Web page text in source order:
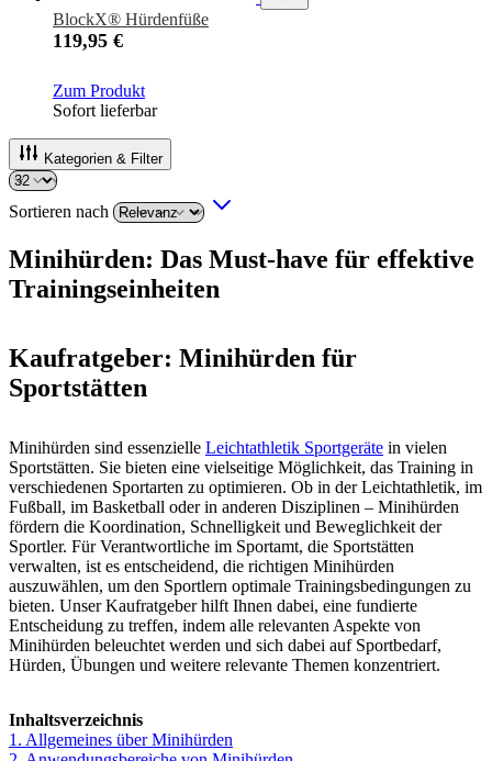
BlockX® Hürdenfüße
119,95 €
Zum Produkt
Sofort lieferbar
Kategorien & Filter
Sortieren nach
Minihürden: Das Must-have für effektive
Trainingseinheiten
Kaufratgeber: Minihürden für
Sportstätten
Minihürden sind essenzielle Leichtathletik Sportgeräte in vielen
Sportstätten. Sie bieten eine vielseitige Möglichkeit, das Training in
verschiedenen Sportarten zu optimieren. Ob in der Leichtathletik, im
Fußball, im Basketball oder in anderen Disziplinen – Minihürden
fördern die Koordination, Schnelligkeit und Beweglichkeit der
Sportler. Für Verantwortliche im Sportamt, die Sportstätten
verwalten, ist es entscheidend, die richtigen Minihürden
auszuwählen, um den Sportlern optimale Trainingsbedingungen zu
bieten. Unser Kaufratgeber hilft Ihnen dabei, eine fundierte
Entscheidung zu treffen, indem alle relevanten Aspekte von
Minihürden beleuchtet werden und sich dabei auf Sportbedarf,
Hürden, Übungen und weitere relevante Themen konzentriert.
Inhaltsverzeichnis
1. Allgemeines über Minihürden